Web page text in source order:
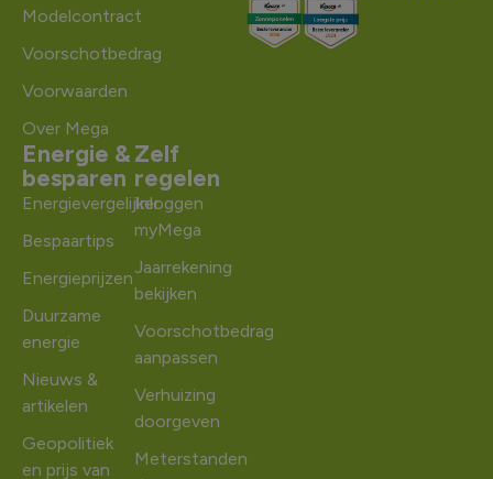
Modelcontract
Voorschotbedrag
Voorwaarden
Over Mega
Energie &
besparen
Energievergelijker
Bespaartips
Energieprijzen
Duurzame
energie
Nieuws &
artikelen
Geopolitiek
en prijs van
Zelf
regelen
Inloggen
myMega
Jaarrekening
bekijken
Voorschotbedrag
aanpassen
Verhuizing
doorgeven
Meterstanden